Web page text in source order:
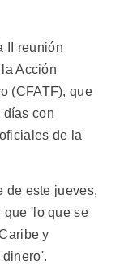
II reunión
Acción
(CFATF), que
días con
de la
de este jueves,
que 'lo que se
y